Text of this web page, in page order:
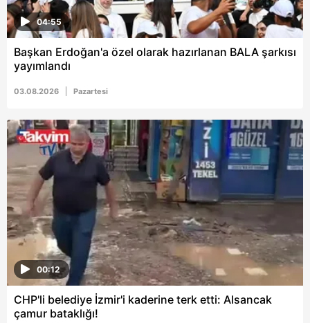
04:55
Başkan Erdoğan'a özel olarak hazırlanan BALA şarkısı
yayımlandı
03.08.2026 Pazartesi
00:12
CHP'li belediye İzmir'i kaderine terk etti: Alsancak
çamur bataklığı!